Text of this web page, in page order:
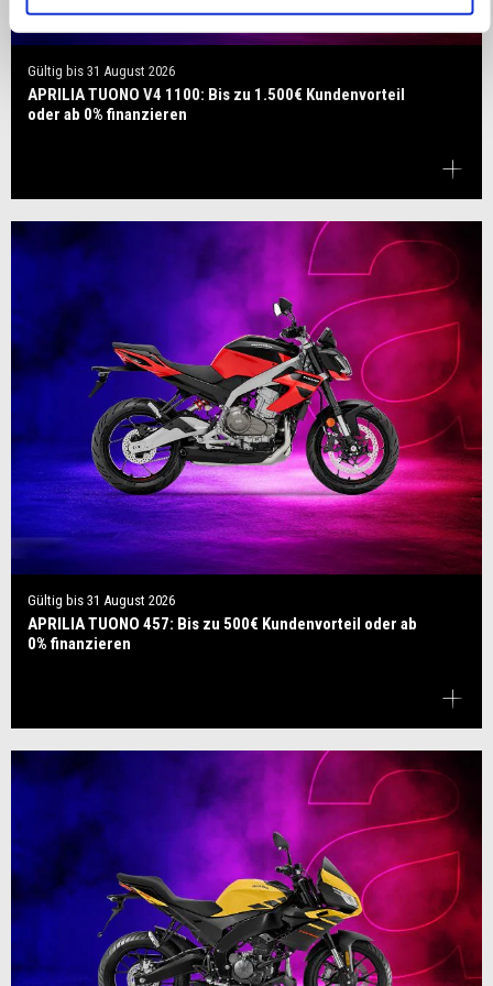
Gültig bis 31 August 2026
APRILIA TUONO V4 1100: Bis zu 1.500€ Kundenvorteil
oder ab 0% finanzieren
Gültig bis 31 August 2026
APRILIA TUONO 457: Bis zu 500€ Kundenvorteil oder ab
0% finanzieren